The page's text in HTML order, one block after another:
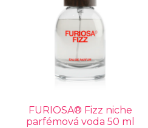
FURIOSA® Fizz niche
parfémová voda 50 ml